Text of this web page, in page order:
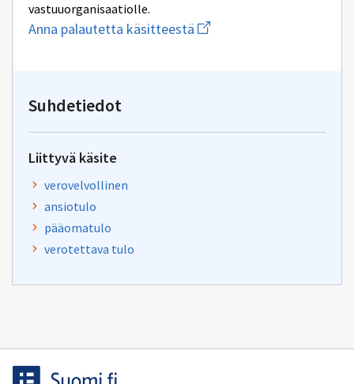
vastuuorganisaatiolle.
Anna palautetta käsitteestä Aloita
uuden
Suhdetiedot
Liittyvä käsite
verovelvollinen
ansiotulo
pääomatulo
verotettava tulo